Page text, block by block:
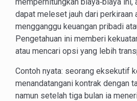
dapat meleset jauh dari perkiraan
mengganggu keuangan pribadi
Pengetahuan ini memberi
atau mencari opsi yang lebih
Contoh nyata: seorang eksekutif
menandatangani kontrak dengan
namun setelah tiga bulan ia